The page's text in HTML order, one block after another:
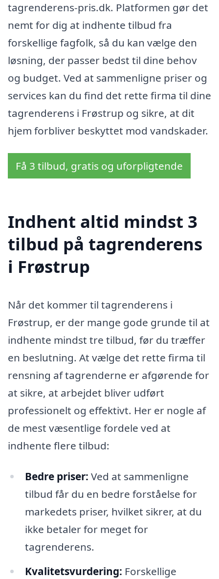
tagrenderens-pris.dk. Platformen gør det
nemt for dig at indhente tilbud fra
forskellige fagfolk, så du kan vælge den
løsning, der passer bedst til dine behov
og budget. Ved at sammenligne priser og
services kan du find det rette firma til dine
tagrenderens i Frøstrup og sikre, at dit
hjem forbliver beskyttet mod vandskader.
Få 3 tilbud, gratis og uforpligtende
Indhent altid mindst 3
tilbud på tagrenderens
i Frøstrup
Når det kommer til tagrenderens i
Frøstrup, er der mange gode grunde til at
indhente mindst tre tilbud, før du træffer
en beslutning. At vælge det rette firma til
rensning af tagrenderne er afgørende for
at sikre, at arbejdet bliver udført
professionelt og effektivt. Her er nogle af
de mest væsentlige fordele ved at
indhente flere tilbud:
Bedre priser: Ved at sammenligne
tilbud får du en bedre forståelse for
markedets priser, hvilket sikrer, at du
ikke betaler for meget for
tagrenderens.
Kvalitetsvurdering: Forskellige